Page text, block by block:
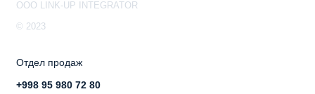
OOO LINK-UP INTEGRATOR
© 2023
Отдел продаж
+998 95 980 72 80